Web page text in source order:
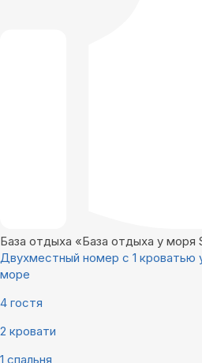
База отдыха «База отдыха у моря
Двухместный номер с 1 кроватью
море
4 гостя
2 кровати
1 спальня